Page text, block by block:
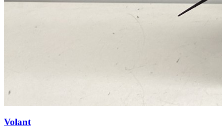
Volant